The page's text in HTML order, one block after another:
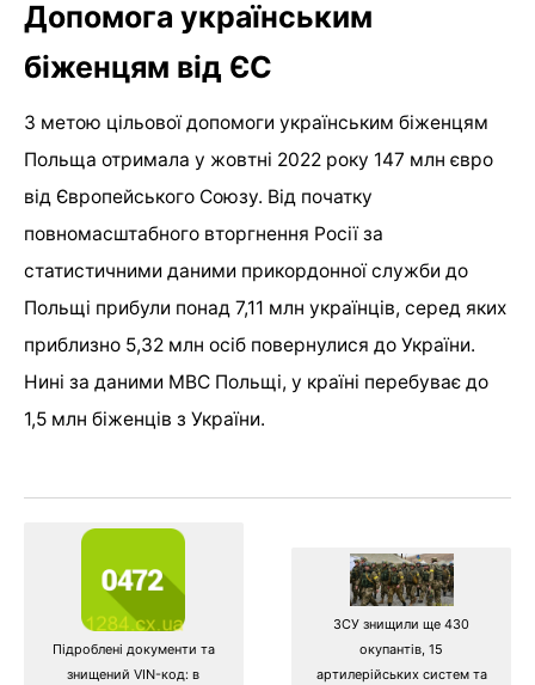
Допомога українським
біженцям від ЄС
З метою цільової допомоги українським біженцям
Польща отримала у жовтні 2022 року 147 млн євро
від Європейського Союзу. Від початку
повномасштабного вторгнення Росії за
статистичними даними прикордонної служби до
Польщі прибули понад 7,11 млн українців, серед яких
приблизно 5,32 млн осіб повернулися до України.
Нині за даними МВС Польщі, у країні перебуває до
1,5 млн біженців з України.
Підроблені документи та
знищений VIN-код: в
ЗСУ знищили ще 430
окупантів, 15
артилерійських систем та